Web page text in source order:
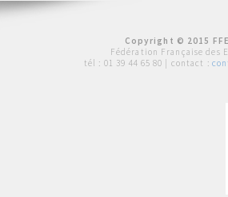
Copyright © 2015
Fédération Française des
tél : 01 39 44 65 80 | contact :